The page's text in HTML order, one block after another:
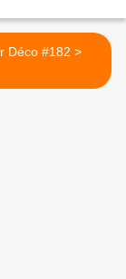
Humeur Déco #182 >